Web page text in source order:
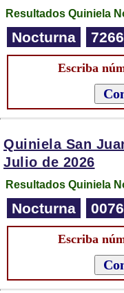
Resultados Quiniela
Nocturna 7266
Escriba
Quiniela San
Julio de 2026
Resultados Quiniela
Nocturna 0076
Escriba